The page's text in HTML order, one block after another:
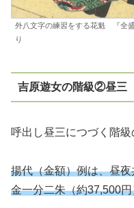
外八文字の練習をする花魁 『全
り
吉原遊女の階級②昼三
呼出し昼三につづく階級
揚代（金額）例は、昼
金一分二朱（約37,500円